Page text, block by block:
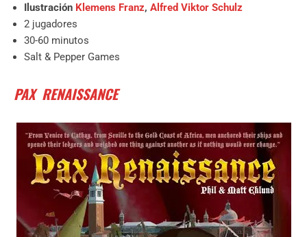
Ilustración Klemens Franz, Alfred Viktor Schulz
2 jugadores
30-60 minutos
Salt & Pepper Games
PAX RENAISSANCE